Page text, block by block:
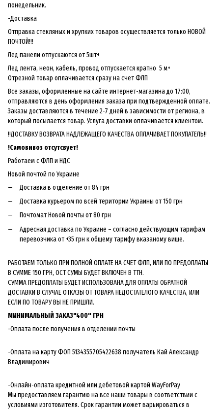
понедельник.
-Доставка
Отправка стекляных и хрупких товаров осуществляется только НОВОЙ
ПОЧТОЙ!!!
Лед панели отпускаются от 5шт+
Лед лента, неон, кабель, провод отпускается кратно 5 м+
Отрезной товар оплачивается сразу на счет ФЛП
Все заказы, оформленные на сайте интернет-магазина до 17:00,
отправляются в день оформления заказа при подтвержденной оплате.
Заказы доставляются в течение 2-7 дней в зависимости от региона, в
который посылается товар. Услуга доставки оплачивается клиентом.
!!ДОСТАВКУ ВОЗВРАТА НАДЛЕЖАЩЕГО КАЧЕСТВА ОПЛАЧИВАЕТ ПОКУПАТЕЛЬ!!
!Самовивоз отсутсвует!
Работаем с ФЛП и НДС
Новой почтой по Украине
Доставка в отделение от 84 грн
Доставка курьером по всей територии Украины от 150 грн
Почтомат Новой почты от 80 грн
Адресная доставка по Украине – согласно действующим тарифам
перевозчика от +35 грн к общему тарифу вказаному више.
РАБОТАЕМ ТОЛЬКО ПРИ ПОЛНОЙ ОПЛАТЕ НА СЧЕТ ФЛП, ИЛИ ПО ПРЕДОПЛАТЫ
В СУММЕ 150 ГРН, ОСТ СУМЫ БУДЕТ ВКЛЮЧЕН В ТТН.
СУММА ПРЕДОПЛАТЫ БУДЕТ ИСПОЛЬЗОВАНА ДЛЯ ОПЛАТЫ ОБРАТНОЙ
ДОСТАВКИ В СЛУЧАЕ ОТКАЗЫ ОТ ТОВАРА НЕДОСТАТЕЛОГО КАЧЕСТВА, ИЛИ
ЕСЛИ ПО ТОВАРУ ВЫ НЕ ПРИШЛИ.
МИНИМАЛЬНЫЙ ЗАКАЗ"400" ГРН
-Оплата после получения в отделении почты
-Оплата на карту ФОП 5134355705422638 получатель Кай Александр
Владимирович
-Онлайн-оплата кредитной или дебетовой картой WayForPay
Мы предоставляем гарантию на все наши товары в соответствии с
условиями изготовителя. Срок гарантии может варьироваться в